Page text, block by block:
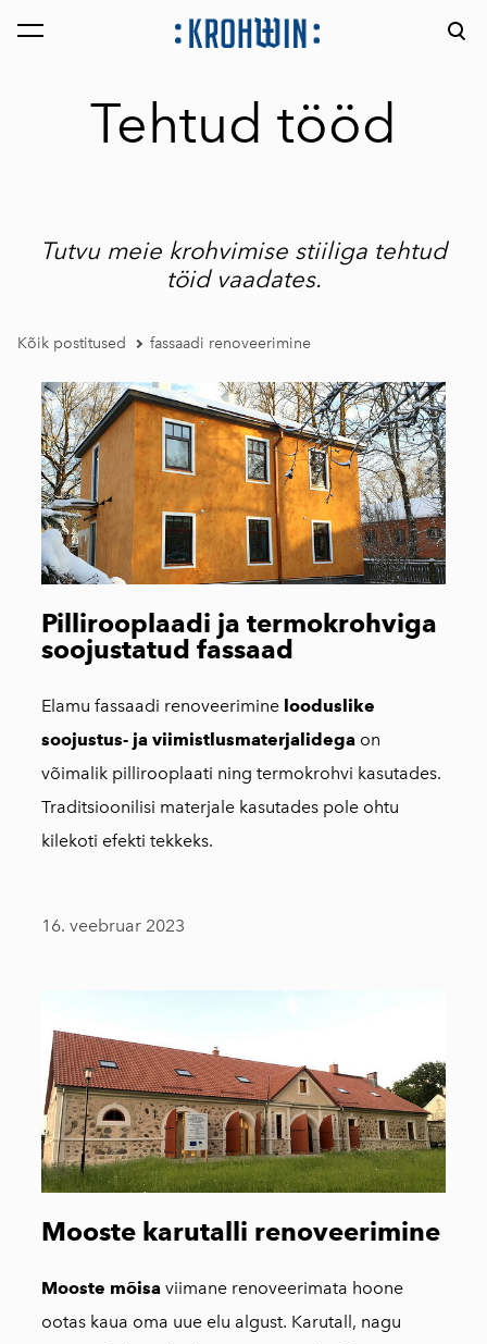
lisati ostukorvi. Vaata ostukorvi
Tehtud tööd
Tutvu meie krohvimise stiiliga tehtud
töid vaadates.
Kõik postitused fassaadi renoveerimine
Pillirooplaadi ja termokrohviga
soojustatud fassaad
Elamu fassaadi renoveerimine looduslike
soojustus- ja viimistlusmaterjalidega on
võimalik pillirooplaati ning termokrohvi kasutades.
Traditsioonilisi materjale kasutades pole ohtu
kilekoti efekti tekkeks.
16. veebruar 2023
Mooste karutalli renoveerimine
Mooste mõisa viimane renoveerimata hoone
ootas kaua oma uue elu algust. Karutall, nagu